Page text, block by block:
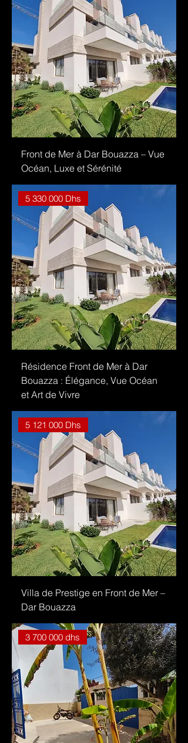
Front de Mer à Dar Bouazza – Vue
Océan, Luxe et Sérénité
5 330 000 Dhs
Résidence Front de Mer à Dar
Bouazza : Élégance, Vue Océan
et Art de Vivre
5 121 000 Dhs
Villa de Prestige en Front de Mer –
Dar Bouazza
3 700 000 dhs